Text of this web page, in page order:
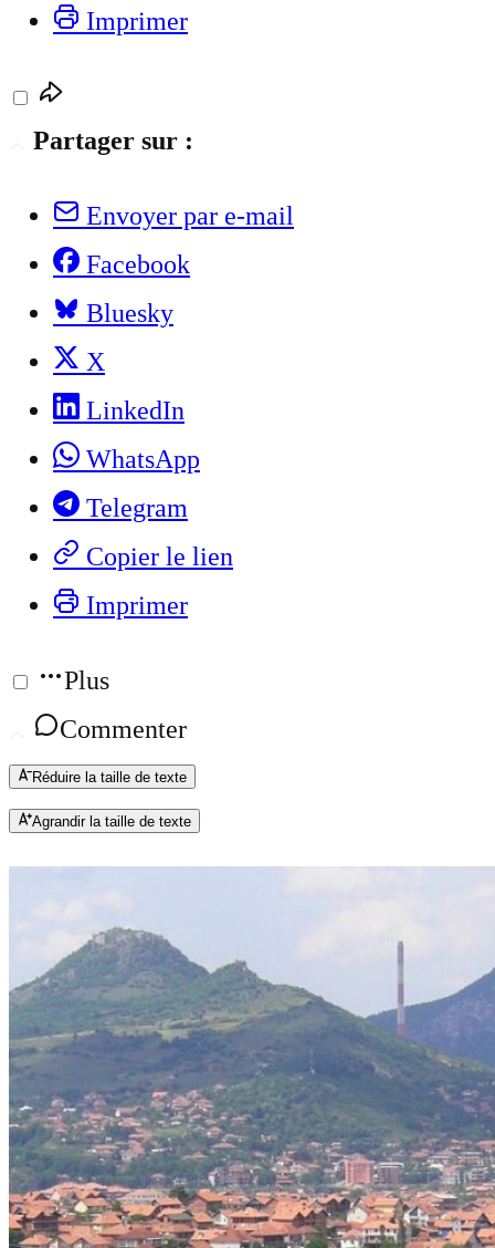
Imprimer
Partager sur :
Envoyer par e-mail
Facebook
Bluesky
X
LinkedIn
WhatsApp
Telegram
Copier le lien
Imprimer
Plus
Commenter
Réduire la taille de texte
Agrandir la taille de texte